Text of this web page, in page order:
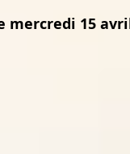
15